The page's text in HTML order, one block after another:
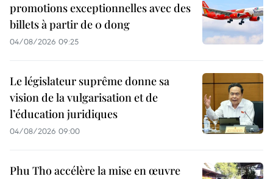
promotions exceptionnelles avec des
billets à partir de 0 dong
04/08/2026 09:25
Le législateur suprême donne sa
vision de la vulgarisation et de
l’éducation juridiques
04/08/2026 09:00
Phu Tho accélère la mise en œuvre